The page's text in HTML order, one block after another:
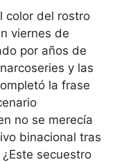
color del rostro
viernes de
por años de
y las
la frase
no se merecía
binacional tras
secuestro